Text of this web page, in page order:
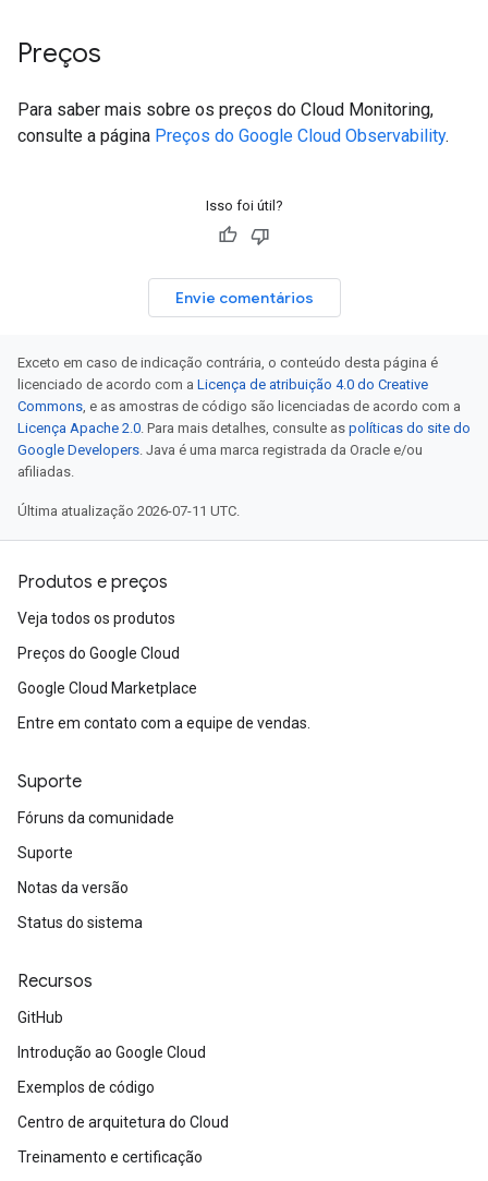
Preços
Para saber mais sobre os preços do Cloud Monitoring,
consulte a página Preços do Google Cloud Observability.
Isso foi útil?
Envie comentários
Exceto em caso de indicação contrária, o conteúdo desta página é
licenciado de acordo com a Licença de atribuição 4.0 do Creative
Commons, e as amostras de código são licenciadas de acordo com a
Licença Apache 2.0. Para mais detalhes, consulte as políticas do site do
Google Developers. Java é uma marca registrada da Oracle e/ou
afiliadas.
Última atualização 2026-07-11 UTC.
Produtos e preços
Veja todos os produtos
Preços do Google Cloud
Google Cloud Marketplace
Entre em contato com a equipe de vendas.
Suporte
Fóruns da comunidade
Suporte
Notas da versão
Status do sistema
Recursos
GitHub
Introdução ao Google Cloud
Exemplos de código
Centro de arquitetura do Cloud
Treinamento e certificação